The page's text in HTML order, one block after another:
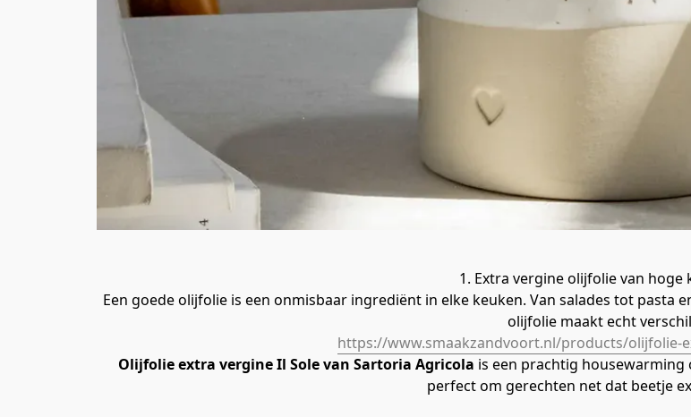
1. Extra vergine olijfolie van hoge
Een goede olijfolie is een onmisbaar ingrediënt in elke keuken. Van salades tot
olijfolie maakt echt
https://www.smaakzandvoort.nl/products/olijfolie-
Olijfolie extra vergine Il Sole van Sartoria Agricola is een prachtig housewarming
perfect om gerechten net dat beetje